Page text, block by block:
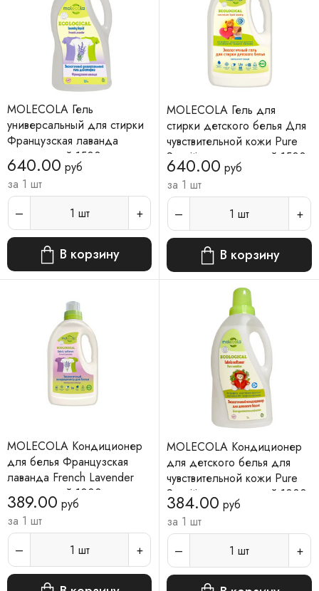
MOLECOLA Гель
универсальный для стирки
Французская лаванда
экологичный 1500 мл
640.00 руб
за 1 шт
1 шт
В корзину
MOLECOLA Гель для
стирки детского белья Для
чувствительной кожи Pure
Sensitive экологичный 1500
мл
640.00 руб
за 1 шт
1 шт
В корзину
MOLECOLA Кондиционер
для белья Французская
лаванда French Lavender
экологичный 1000 мл
389.00 руб
за 1 шт
1 шт
MOLECOLA Кондиционер
для детского белья для
чувствительной кожи Pure
Sensitive экологичный 1000
мл
384.00 руб
за 1 шт
1 шт